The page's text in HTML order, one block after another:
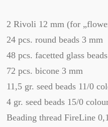
2 Rivoli 12 mm (for
24 pcs. round beads 3 mm
48 pcs. facetted glass
72 pcs. bicone 3 mm
11,5 gr. seed beads 11/0
4 gr. seed beads 15/0
Beading thread FireLine